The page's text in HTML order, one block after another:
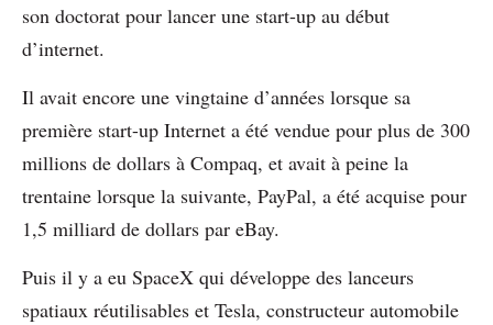
son doctorat pour lancer une start-up au début
d’internet.
Il avait encore une vingtaine d’années lorsque sa
première start-up Internet a été vendue pour plus de 300
millions de dollars à Compaq, et avait à peine la
trentaine lorsque la suivante, PayPal, a été acquise pour
1,5 milliard de dollars par eBay.
Puis il y a eu SpaceX qui développe des lanceurs
spatiaux réutilisables et Tesla, constructeur automobile